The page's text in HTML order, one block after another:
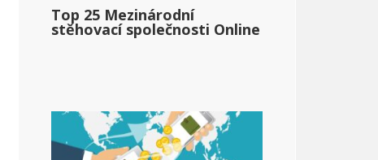
{{mpg_state_personal_income_taxrate_range_2}}
&dollar;56 420
Top 25 Mezinárodní
stěhovací společnosti Online